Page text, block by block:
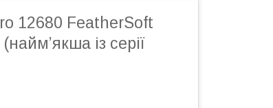
12680 FeatherSoft
із серії